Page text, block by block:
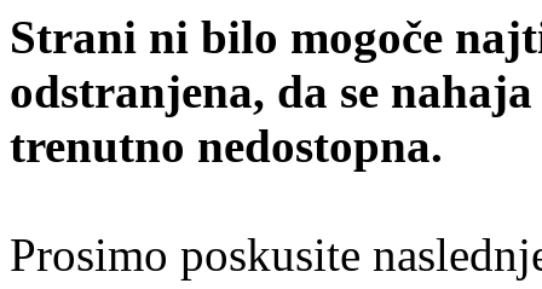
Strani ni bilo mogoče
odstranjena, da se
trenutno nedostopna.
Prosimo poskusite